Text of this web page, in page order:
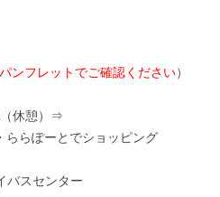
ンフレットでご確認ください）
休憩）⇒
ららぽーとでショッピング
スセンター